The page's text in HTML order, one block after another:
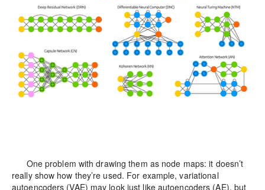
One problem with drawing them as node maps: it doesn’t
really show how they’re used. For example, variational
autoencoders (VAE) may look just like autoencoders (AE), but